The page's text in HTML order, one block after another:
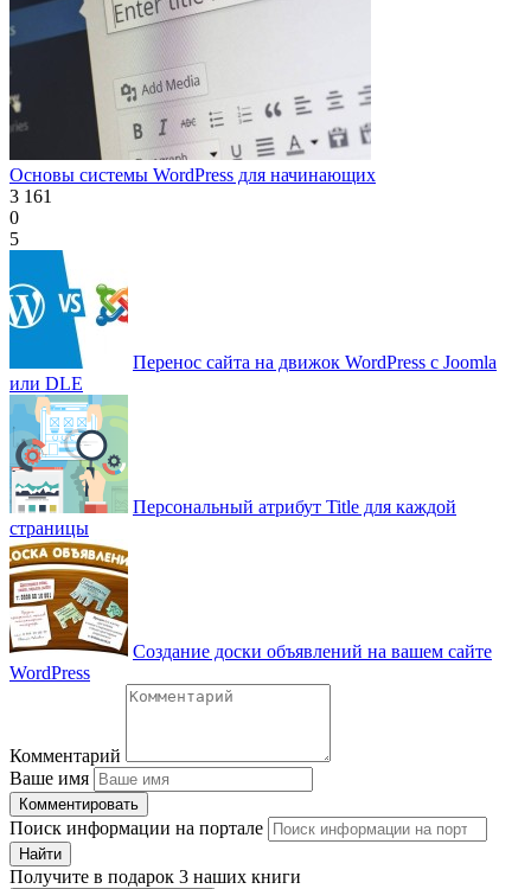
Основы системы WordPress для начинающих
3 161
0
5
Перенос сайта на движок WordPress с Joomla
или DLE
Персональный атрибут Title для каждой
страницы
Создание доски объявлений на вашем сайте
WordPress
Комментарий
Ваше имя
Комментировать
Поиск информации на портале
Найти
Получите в подарок 3 наших книги